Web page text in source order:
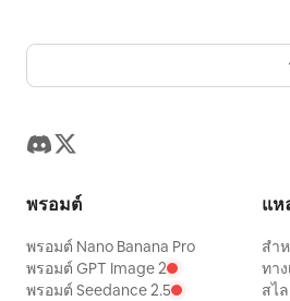
พรอมต์
พรอมต์ Nano Banana Pro
พรอมต์ GPT Image 2
พรอมต์ Seedance 2.5
แห
สำ
ทา
สไ